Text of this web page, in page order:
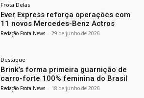
Frota Delas
Ever Express reforça operações com
11 novos Mercedes-Benz Actros
Redação Frota News - 29 de junho de 2026
Destaque
Brink’s forma primeira guarnição de
carro-forte 100% feminina do Brasil
Redação Frota News - 18 de junho de 2026